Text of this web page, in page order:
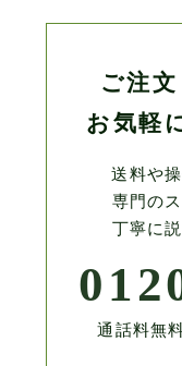
ご注
お気軽
送料や
専門の
丁寧に
通話料無